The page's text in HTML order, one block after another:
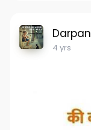
Darpan
4 yrs